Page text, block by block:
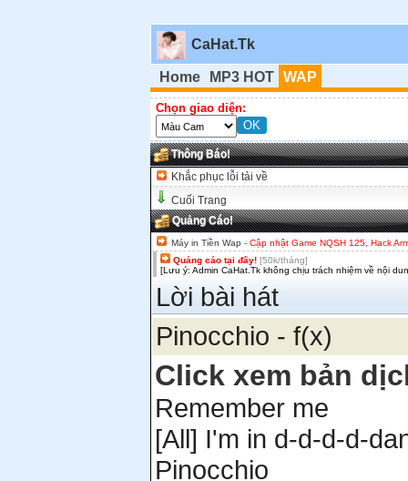
CaHat.Tk
Home MP3 HOT WAP
Chọn giao diện:
Thông Báo!
Khắc phục lỗi tải về
Cuối Trang
Quảng Cáo!
Máy in Tiền Wap - Cập nhật Game NQSH 125, Hack
Quảng cáo tại đây! [50k/tháng]
[Lưu ý: Admin CaHat.Tk không chịu trách nhiệm về nội
Lời bài hát
Pinocchio - f(x)
Click xem bản
Remember me
[All] I'm in d-d-d-d-
Pinocchio